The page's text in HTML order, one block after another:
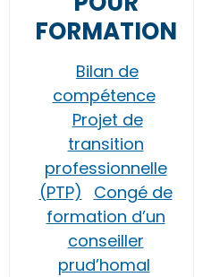
FORMATION
Bilan de
compétence
Projet de
transition
professionnelle
(PTP)
Congé de
formation d’un
conseiller
prud’homal